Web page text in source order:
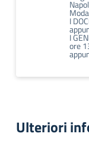
I
I
ore
Ulteriori